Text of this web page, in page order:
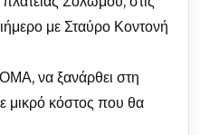
με Σταύρο Κοντονή
να ξανάρθει στη
μικρό κόστος που θα